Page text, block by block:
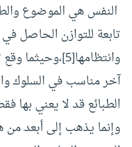
النفس هي الموضوع
تابعة للتوازن الحاصل
وانتظامها[5] ،وحيثما
آخر مناسب في السلوك
الطبائع قد لا يعني بها
وإنما يذهب إلى أبعد من